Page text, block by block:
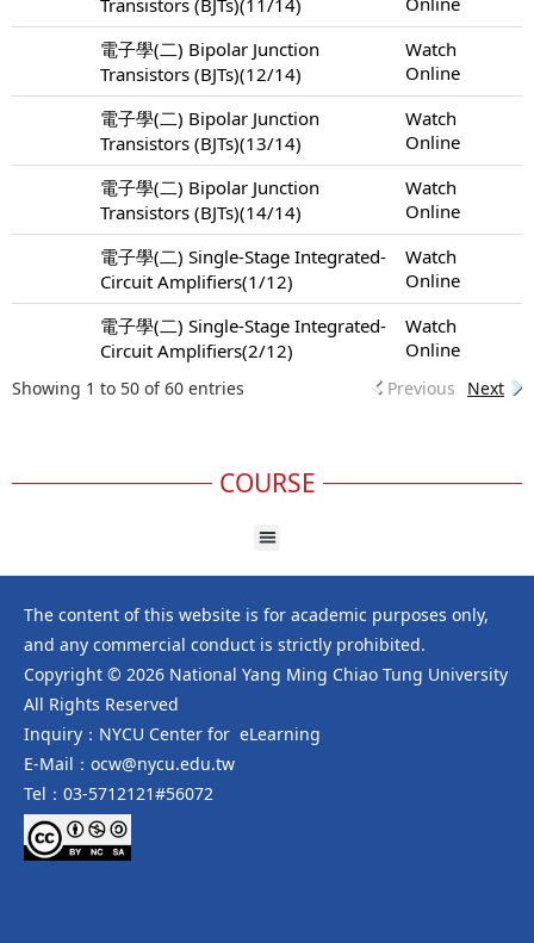
電子學(二) Bipolar Junction
Transistors (BJTs)(12/14)
Watch
Online
電子學(二) Bipolar Junction
Transistors (BJTs)(13/14)
Watch
Online
電子學(二) Bipolar Junction
Transistors (BJTs)(14/14)
Watch
Online
電子學(二) Single-Stage Integrated-
Circuit Amplifiers(1/12)
Watch
Online
電子學(二) Single-Stage Integrated-
Circuit Amplifiers(2/12)
Watch
Online
Showing 1 to 50 of 60 entries Previous Next
COURSE
The content of this website is for academic purposes only,
and any commercial conduct is strictly prohibited.
Copyright © 2026 National Yang Ming Chiao Tung University
All Rights Reserved
Inquiry：NYCU Center for eLearning
E-Mail：ocw@nycu.edu.tw
Tel：03-5712121#56072